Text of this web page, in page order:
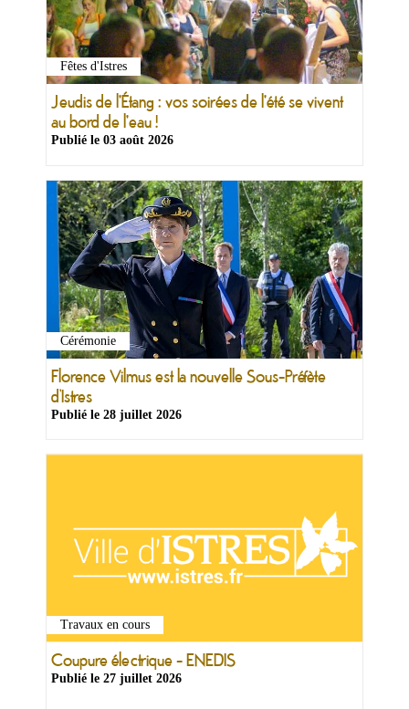
Fêtes d'Istres
Jeudis de l'Étang : vos soirées de l'été se vivent
au bord de l'eau !
Publié le 03 août 2026
Cérémonie
Florence Vilmus est la nouvelle Sous-Préfète
d’Istres
Publié le 28 juillet 2026
Travaux en cours
Coupure électrique - ENEDIS
Publié le 27 juillet 2026